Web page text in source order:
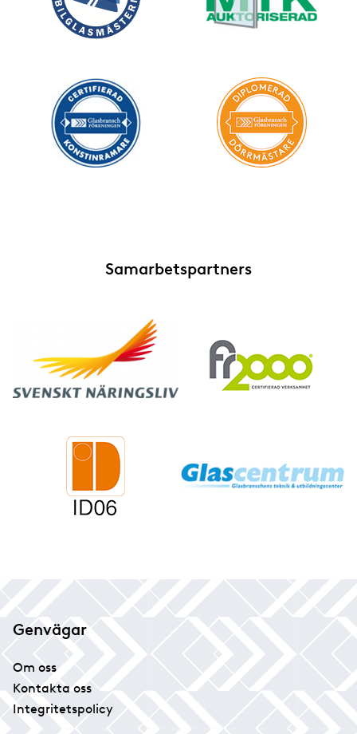
Samarbetspartners
Genvägar
Om oss
Kontakta oss
Integritetspolicy